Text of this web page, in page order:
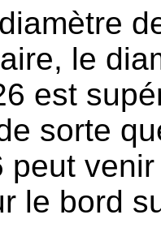
le
est
sorte
peut
le bord